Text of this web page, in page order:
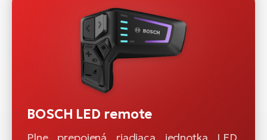
BOSCH LED remote